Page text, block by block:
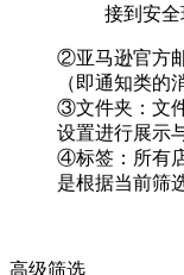
接到安全
②亚马逊官方
（即通知类的
③文件夹：文
设置进行展示
④标签：所有
是根据当前筛
高级筛选